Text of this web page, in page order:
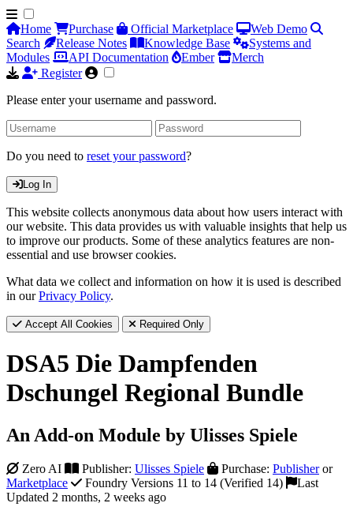
Home Purchase Official Marketplace
Web Demo
Search
Release Notes Knowledge Base
Systems and
Modules
API Documentation Ember
Merch
Register
Please enter your username and password.
Do you need to reset your password?
Log In
This website collects anonymous data about how users interact with
our website. This data provides us with valuable insights that help us
to improve our products. Some of these analytics features are non-
essential and use browser cookies.
What data we collect and information on how it is used is described
in ourPrivacy Policy.
Accept All Cookies Required Only
DSA5 Die Dampfenden
Dschungel Regional Bundle
An Add-on Module by Ulisses Spiele
Zero AI Publisher: Ulisses Spiele Purchase: Publisheror
Marketplace
Foundry Versions 11 to 14 (Verified 14)
Last
Updated 2 months, 2 weeks ago